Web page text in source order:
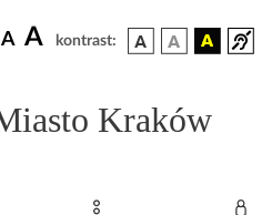
A A kontrast:
Kraków